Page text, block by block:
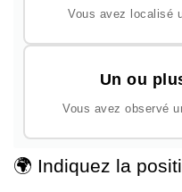
Vous avez localisé
Un ou
Vous avez observé
🌍 Indiquez la